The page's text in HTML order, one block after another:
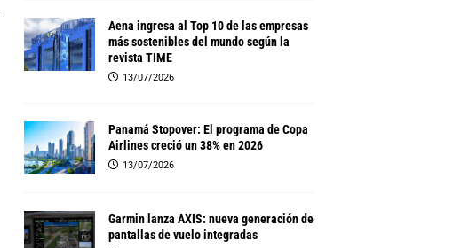
Aena ingresa al Top 10 de las empresas
más sostenibles del mundo según la
revista TIME
13/07/2026
Panamá Stopover: El programa de Copa
Airlines creció un 38% en 2026
13/07/2026
Garmin lanza AXIS: nueva generación de
pantallas de vuelo integradas